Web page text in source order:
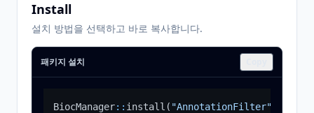
Install
설치 방법을 선택하고 바로 복사합니다.
패키지 설치
BiocManager:: install ( "AnnotationFilter"